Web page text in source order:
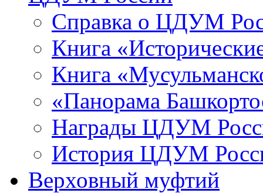
Справка о ЦДУМ
Книга
Книга
«Панорама
Награды ЦДУМ
История ЦДУМ
Верховный муфтий